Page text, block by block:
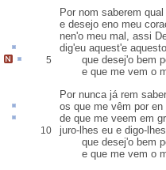
Por nom saberem
e desejo eno meu
nen'o meu mal, assi
dig'eu aquest'e
5
que desej'o bem
e que me vem o
Por nunca já rem
os que me vêm por en
de que me veem em
10
juro-lhes eu e digo-
que desej'o bem
e que me vem o